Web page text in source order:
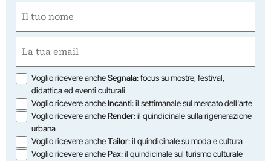
(Required)
(Required)
Opzioni
Voglio ricevere ancheSegnala: focus su mostre, festival,
didattica ed eventi culturali
Voglio ricevere ancheIncanti: il settimanale sul mercato dell'arte
Voglio ricevere ancheRender: il quindicinale sulla rigenerazione
urbana
Voglio ricevere ancheTailor: il quindicinale su moda e cultura
Voglio ricevere anchePax: il quindicinale sul turismo culturale